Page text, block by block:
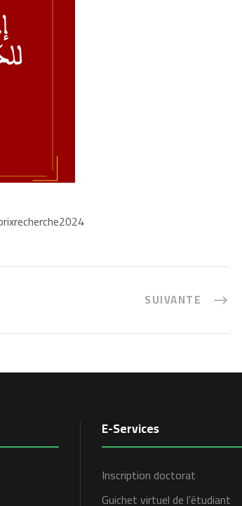
SUIVANTE
E-Services
Inscription doctorat
Guichet virtuel de l’étudiant